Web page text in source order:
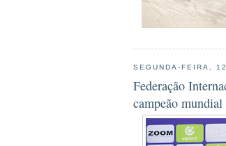
SEGUNDA-FEIRA,
Federação
campeão